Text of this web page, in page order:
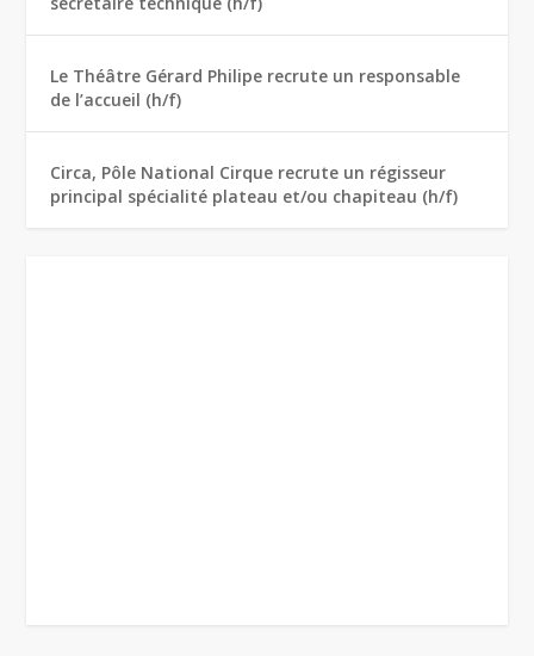
Le Théâtre Gérard Philipe recrute un responsable
de l’accueil (h/f)
Circa, Pôle National Cirque recrute un régisseur
principal spécialité plateau et/ou chapiteau (h/f)